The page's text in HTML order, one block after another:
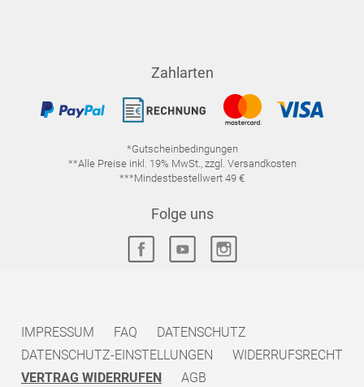
Zahlarten
*Gutscheinbedingungen
**Alle Preise inkl. 19% MwSt., zzgl. Versandkosten
***Mindestbestellwert 49 €
Folge uns
IMPRESSUM FAQ
DATENSCHUTZ
DATENSCHUTZ-EINSTELLUNGEN
WIDERRUFSRECHT
VERTRAG WIDERRUFEN
AGB